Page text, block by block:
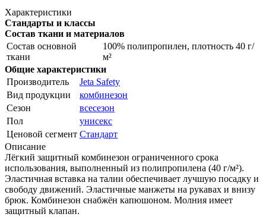
Характеристики
Стандарты и классы
Состав ткани и материалов
Состав основной
ткани
100% полипропилен, плотность 40 г/
м²
Общие характеристики
Производитель
Jeta Safety
Вид продукции
комбинезон
Сезон
всесезон
Пол
унисекс
Ценовой сегмент Стандарт
Описание
Лёгкий защитный комбинезон ограниченного срока
использования, выполненный из полипропилена (40 г/м²).
Эластичная вставка на талии обеспечивает лучшую посадку и
свободу движений. Эластичные манжеты на рукавах и внизу
брюк. Комбинезон снабжён капюшоном. Молния имеет
защитный клапан.